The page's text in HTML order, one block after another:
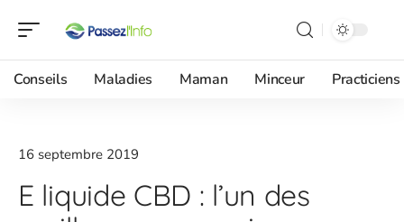
Conseils Maladies Maman Minceur Practiciens
16 septembre 2019
E liquide CBD : l’un des